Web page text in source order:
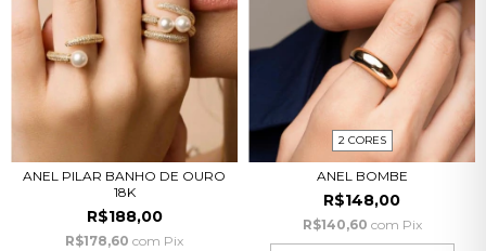
ANEL PILAR BANHO DE OURO
18K
R$188,00
R$178,60 com Pix
2 CORES
ANEL BOMBE
R$148,00
R$140,60 com Pix